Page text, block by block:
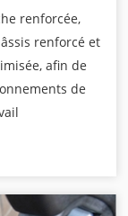
renforcée,
renforcé et
afin de
de